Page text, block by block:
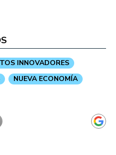
INNOVADORES
NUEVA ECONOMÍA